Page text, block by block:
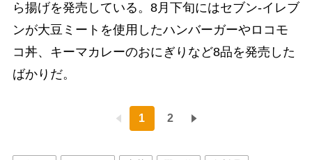
ら揚げを発売している。8月下旬にはセブン-イレブ
ンが大豆ミートを使用したハンバーガーやロコモ
コ丼、キーマカレーのおにぎりなど8品を発売した
ばかりだ。
1 2